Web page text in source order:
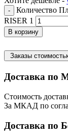
-
Количество
RISER 1
В корзину
Заказы
Доставка по
Стоимость
За МКАД по
Доставка по